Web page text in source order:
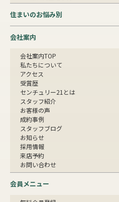
住まいのお悩み別
会社案内
会社案内TOP
私たちについて
アクセス
受賞歴
センチュリー21とは
スタッフ紹介
お客様の声
成約事例
スタッフブログ
お知らせ
採用情報
来店予約
お問い合わせ
会員メニュー